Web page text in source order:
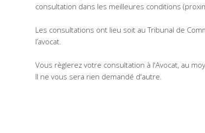
consultation dans les meilleures conditions
Les consultations ont lieu soit au Tribunal de
l’avocat.
Vous règlerez votre consultation à l'Avocat, au
Il ne vous sera rien demandé d'autre.